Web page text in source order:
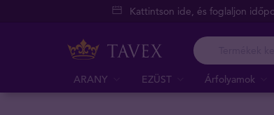
Kattintson ide, és foglaljon
ARANY EZÜST Árfolyamok